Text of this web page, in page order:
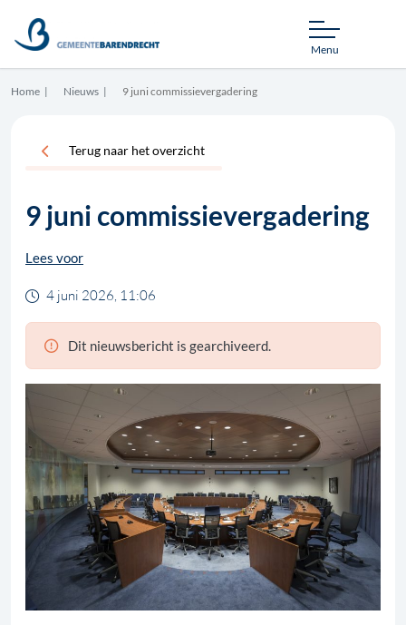
Menu
Home Nieuws 9 juni commissievergadering
Terug naar het overzicht
9 juni commissievergadering
Lees voor
4 juni 2026, 11:06
Dit nieuwsbericht is gearchiveerd.